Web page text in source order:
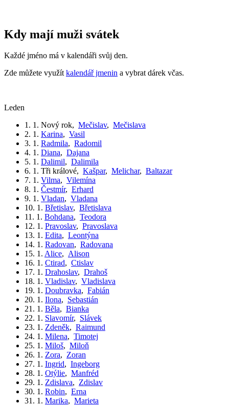
Kdy mají muži svátek
Každé jméno má v kalendáři svůj den.
Zde můžete využítkalendář jmenin a vybrat dárek včas.
leden
1. 1. Nový rok, Mečislav, Mečislava
2. 1. Karina, Vasil
3. 1. Radmila, Radomil
4. 1. Diana, Dajana
5. 1. Dalimil, Dalimila
6. 1. Tři králové, Kašpar, Melichar, Baltazar
7. 1. Vilma, Vilemína
8. 1. Čestmír, Erhard
9. 1. Vladan, Vladana
10. 1. Břetislav, Břetislava
11. 1. Bohdana, Teodora
12. 1. Pravoslav, Pravoslava
13. 1. Edita, Leontýna
14. 1. Radovan, Radovana
15. 1. Alice, Alison
16. 1. Ctirad, Ctislav
17. 1. Drahoslav, Drahoš
18. 1. Vladislav, Vladislava
19. 1. Doubravka, Fabián
20. 1. Ilona, Sebastián
21. 1. Běla, Bianka
22. 1. Slavomír, Slávek
23. 1. Zdeněk, Raimund
24. 1. Milena, Timotej
25. 1. Miloš, Miloň
26. 1. Zora, Zoran
27. 1. Ingrid, Ingeborg
28. 1. Otýlie, Manfréd
29. 1. Zdislava, Zdislav
30. 1. Robin, Erna
31. 1. Marika, Marieta